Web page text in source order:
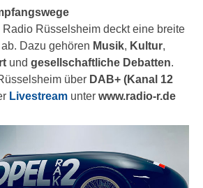
Radio Rüsselsheim deckt eine breite
Dazu gehören Musik, Kultur,
und gesellschaftliche Debatten.
über DAB+ (Kanal 12
Livestream unter www.radio-r.de